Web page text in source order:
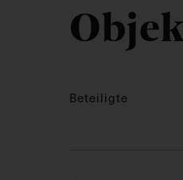
Beteiligte